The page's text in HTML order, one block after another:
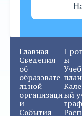
Главная
Сведения
об
образовате
льной
организаци
и
События
ы
план
ый